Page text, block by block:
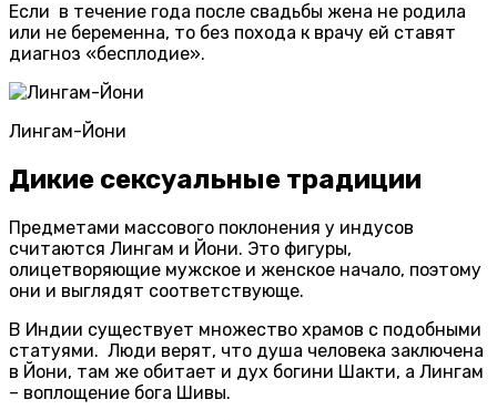
Если в течение года после свадьбы жена не родила
или не беременна, то без похода к врачу ей ставят
диагноз «бесплодие».
Лингам-Йони
Дикие сексуальные традиции
Предметами массового поклонения у индусов
считаются Лингам и Йони. Это фигуры,
олицетворяющие мужское и женское начало, поэтому
они и выглядят соответствующе.
В Индии существует множество храмов с подобными
статуями. Люди верят, что душа человека заключена
в Йони, там же обитает и дух богини Шакти, а Лингам
– воплощение бога Шивы.